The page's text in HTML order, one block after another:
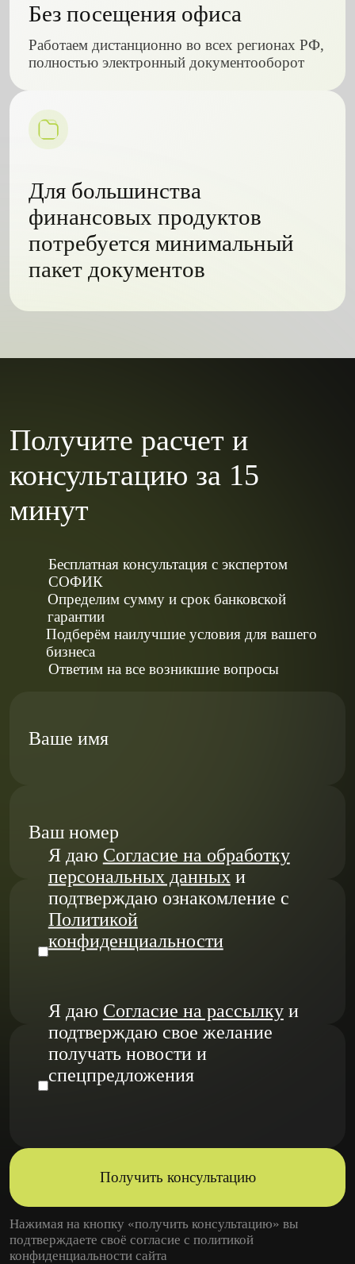
Без посещения офиса
Работаем дистанционно во всех регионах РФ,
полностью электронный документооборот
Для большинства
финансовых продуктов
потребуется минимальный
пакет документов
Получите расчет и
консультацию за 15
минут
Бесплатная консультация с экспертом
СОФИК
Определим сумму и срок банковской
гарантии
Подберём наилучшие условия для вашего
бизнеса
Ответим на все возникшие вопросы
Ваше имя
Ваш номер
Я даю Согласие на обработку
персональных данных и
подтверждаю ознакомление с
Политикой
конфиденциальности
Я даю Согласие на рассылкуи
подтверждаю свое желание
получать новости и
спецпредложения
Получить консультацию
Нажимая на кнопку «получить консультацию» вы
подтверждаете своё согласие с политикой
конфиденциальностисайта